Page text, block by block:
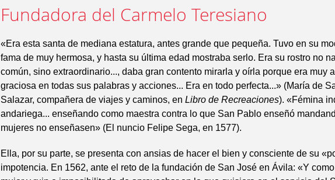
Fundadora del Carmelo Teresiano
«Era esta santa de mediana estatura, antes grande que pequeña. Tuvo en su
fama de muy hermosa, y hasta su última edad mostraba serlo. Era su rostro no
común, sino extraordinario..., daba gran contento mirarla y oírla porque era muy
graciosa en todas sus palabras y acciones... Era en todo perfecta...» (María de
Salazar, compañera de viajes y caminos, en Libro de Recreaciones). «Fémina
andariega... enseñando como maestra contra lo que San Pablo enseñó
mujeres no enseñasen» (El nuncio Felipe Sega, en 1577).
Ella, por su parte, se presenta con ansias de hacer el bien y consciente de su
impotencia. En 1562, ante el reto de la fundación de San José en Ávila: «Y